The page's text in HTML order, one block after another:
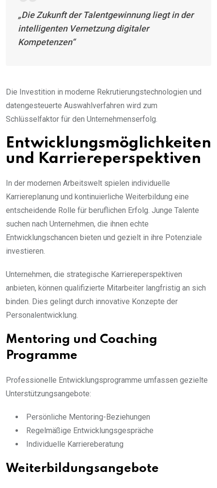
„Die Zukunft der Talentgewinnung liegt in der
intelligenten Vernetzung digitaler
Kompetenzen“
Die Investition in moderne Rekrutierungstechnologien und
datengesteuerte Auswahlverfahren wird zum
Schlüsselfaktor für den Unternehmenserfolg.
Entwicklungsmöglichkeiten
und Karriereperspektiven
In der modernen Arbeitswelt spielen individuelle
Karriereplanung und kontinuierliche Weiterbildung eine
entscheidende Rolle für beruflichen Erfolg. Junge Talente
suchen nach Unternehmen, die ihnen echte
Entwicklungschancen bieten und gezielt in ihre Potenziale
investieren.
Unternehmen, die strategische Karriereperspektiven
anbieten, können qualifizierte Mitarbeiter langfristig an sich
binden. Dies gelingt durch innovative Konzepte der
Personalentwicklung.
Mentoring und Coaching
Programme
Professionelle Entwicklungsprogramme umfassen gezielte
Unterstützungsangebote:
Persönliche Mentoring-Beziehungen
Regelmäßige Entwicklungsgespräche
Individuelle Karriereberatung
Weiterbildungsangebote